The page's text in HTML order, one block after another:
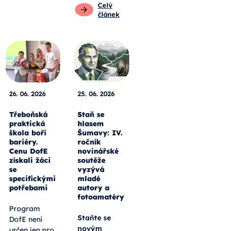
Celý
článek
26. 06. 2026
Třeboňská
praktická
škola boří
bariéry.
Cenu DofE
získali žáci
se
specifickými
potřebami
Program
DofE není
25. 06. 2026
Staň se
hlasem
Šumavy: IV.
ročník
novinářské
soutěže
vyzývá
mladé
autory a
fotoamatéry
Staňte se
novým